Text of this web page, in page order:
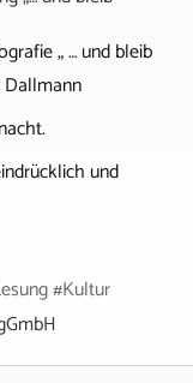
„ … und bleib
Dallmann
und
#Kultur